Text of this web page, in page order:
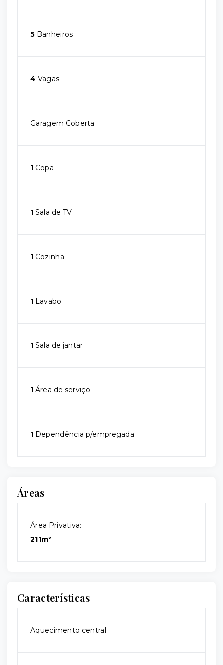
5 Banheiros
4 Vagas
Garagem Coberta
1 Copa
1 Sala de TV
1 Cozinha
1 Lavabo
1 Sala de jantar
1 Área de serviço
1 Dependência p/empregada
Áreas
Área Privativa:
211m²
Características
Aquecimento central